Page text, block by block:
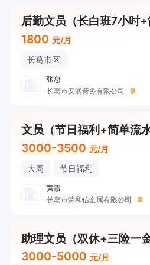
后勤文员（长白班7小时+
1800 元/月
长葛市区
张总
长葛市安润劳务有限公司
文员（节日福利+简单流水
3000-3500 元/月
大周 节日福利
黄霞
长葛市荣和信金属有限公司
助理文员（双休+三险一
3000-5000 元/月